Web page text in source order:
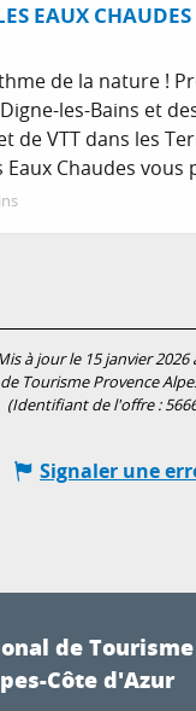
EAUX CHAUDES
de la nature !
les-Bains et
de VTT dans les
Eaux Chaudes vous
à jour le 15 janvier 2026
Tourisme Provence
(Identifiant de l'offre :
Signaler une
de Tourisme
Côte d'Azur